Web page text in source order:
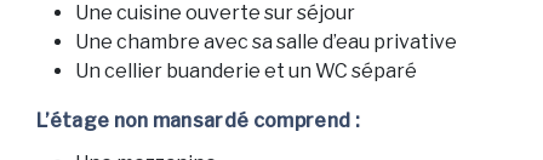
Une cuisine ouverte sur séjour
Une chambre avec sa salle d’eau privative
Un cellier buanderie et un WC séparé
L’étage non mansardé comprend :